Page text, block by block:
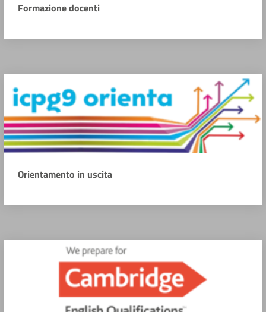
Formazione docenti
Orientamento in uscita